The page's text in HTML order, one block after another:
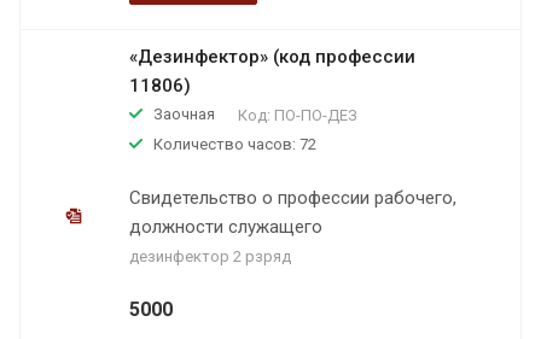
«Дезинфектор» (код профессии
11806)
Заочная Код: ПО-ПО-ДЕЗ
Количество часов: 72
Свидетельство о профессии рабочего,
должности служащего
дезинфектор 2 рзряд
5000